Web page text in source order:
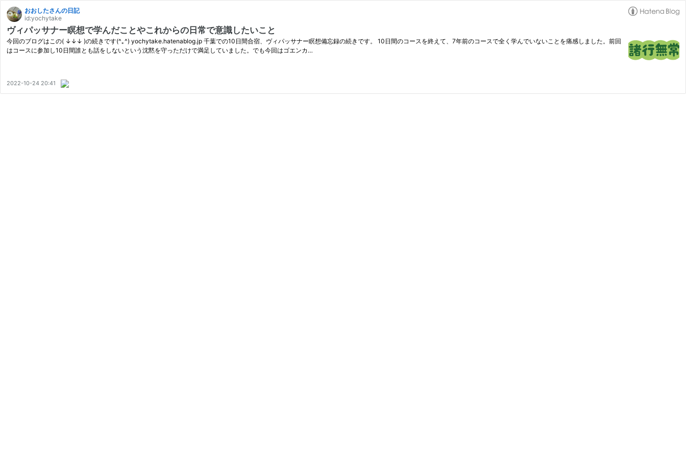
おおしたさんの日記
id:yochytake
ヴィパッサナー瞑想で学んだことやこれからの日常で意識したいこと
今回のブログはこの( ↓↓↓ )の続きです(^｡^) yochytake.hatenablog.jp 千葉での10日間合宿、ヴィパッサナー瞑想備忘録の続きです。 10日間のコースを終えて、7年前のコースで全く学んでいないことを痛感しました。前回
はコースに参加し10日間誰とも話をしないという沈黙を守っただけで満足していました。でも今回はゴエンカ…
2022-10-24 20:41